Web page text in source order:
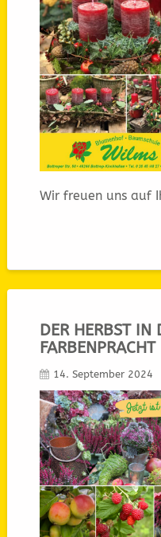
Wir freuen uns auf
DER HERBST IN
FARBENPRACHT
14. September 2024